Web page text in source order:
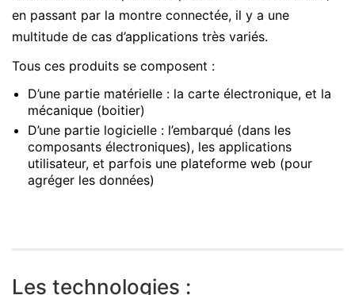
en passant par la montre connectée, il y a une
multitude de cas d’applications très variés.
Tous ces produits se composent :
D’une partie matérielle : la carte électronique, et la
mécanique (boitier)
D’une partie logicielle : l’embarqué (dans les
composants électroniques), les applications
utilisateur, et parfois une plateforme web (pour
agréger les données)
Les technologies :